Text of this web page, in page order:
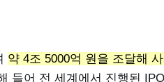
약 4조 5000억 원을 조달해
들어 전 세계에서 진행된